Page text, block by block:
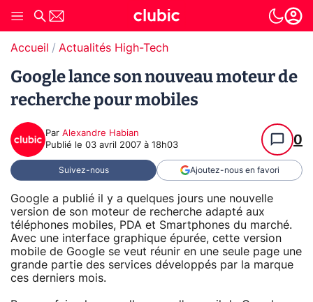
Accueil Actualités High-Tech
Google lance son nouveau moteur de
recherche pour mobiles
Par Alexandre Habian
Publié le 03 avril 2007 à 18h03 0
Suivez-nous Ajoutez-nous en favori
Google a publié il y a quelques jours une nouvelle
version de son moteur de recherche adapté aux
téléphones mobiles, PDA et Smartphones du marché.
Avec une interface graphique épurée, cette version
mobile de Google se veut réunir en une seule page une
grande partie des services développés par la marque
ces derniers mois.